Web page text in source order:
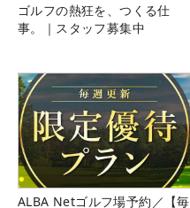
ゴルフの熱狂を、つくる仕
事。｜スタッフ募集中
ALBA Netゴルフ場予約／【毎